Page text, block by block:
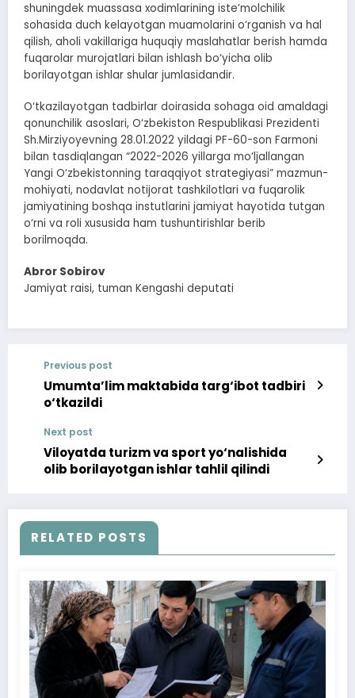
shuningdek muassasa xodimlarining iste’molchilik
sohasida duch kelayotgan muamolarini o‘rganish va hal
qilish, aholi vakillariga huquqiy maslahatlar berish hamda
fuqarolar murojatlari bilan ishlash bo‘yicha olib
borilayotgan ishlar shular jumlasidandir.
O‘tkazilayotgan tadbirlar doirasida sohaga oid amaldagi
qonunchilik asoslari, O‘zbekiston Respublikasi Prezidenti
Sh.Mirziyoyevning 28.01.2022 yildagi PF-60-son Farmoni
bilan tasdiqlangan “2022-2026 yillarga mo‘ljallangan
Yangi O‘zbekistonning taraqqiyot strategiyasi” mazmun-
mohiyati, nodavlat notijorat tashkilotlari va fuqarolik
jamiyatining boshqa instutlarini jamiyat hayotida tutgan
o‘rni va roli xususida ham tushuntirishlar berib
borilmoqda.
Abror Sobirov
Jamiyat raisi, tuman Kengashi deputati
Previous post
Umumta’lim maktabida targ‘ibot tadbiri
o‘tkazildi
Next post
Viloyatda turizm va sport yo‘nalishida
olib borilayotgan ishlar tahlil qilindi
RELATED POSTS